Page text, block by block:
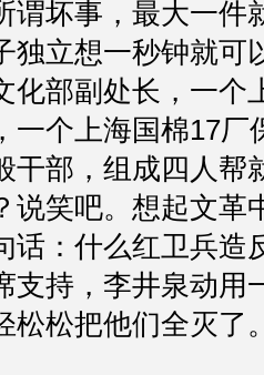
谓坏事，最大一件
独立想一秒钟就可
化部副处长，一个
一个上海国棉17厂
干部，组成四人帮
说笑吧。想起文革
话：什么红卫兵造
支持，李井泉动用
松松把他们全灭了